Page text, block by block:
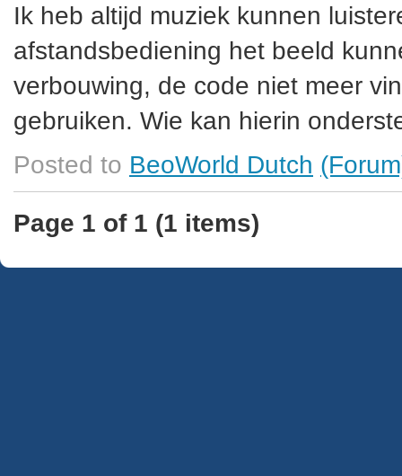
Ik heb altijd muziek kunnen
afstandsbediening het beeld
verbouwing, de code niet meer
gebruiken. Wie kan hierin
Posted to BeoWorld Dutch
Page 1 of 1 (1 items)